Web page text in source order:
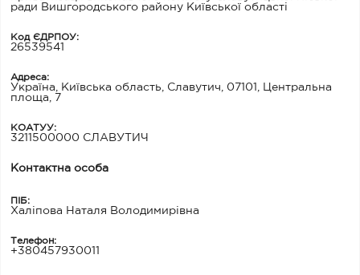
ради Вишгородського району Київської області
Код ЄДРПОУ:
26539541
Адреса:
Україна, Київська область, Славутич, 07101, Центральна
площа, 7
КОАТУУ:
3211500000 СЛАВУТИЧ
Контактна особа
ПІБ:
Халіпова Наталя Володимирівна
Телефон:
+380457930011